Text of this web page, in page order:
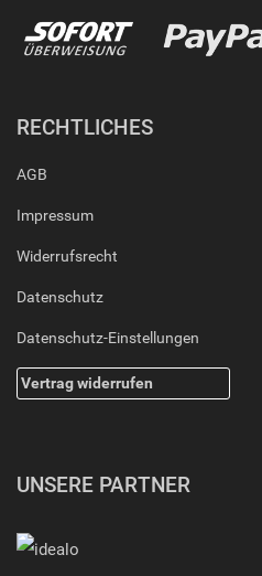
RECHTLICHES
AGB
Impressum
Widerrufsrecht
Datenschutz
Datenschutz-Einstellungen
Vertrag widerrufen
UNSERE PARTNER